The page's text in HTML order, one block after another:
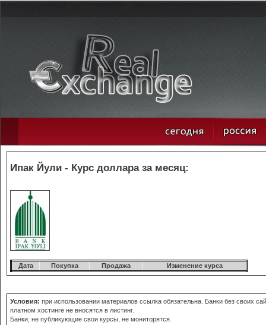
Ипак Йули - Курс доллара за месяц:
Дата Покупка Продажа Изменение курса
Условия: при использовании материалов ссылка обязательна. Банки без своих
платном хостинге не вносятся в листинг.
Банки, не публикующие свои курсы, не мониторятся.